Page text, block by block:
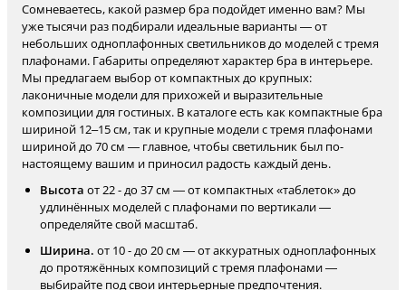
Сомневаетесь, какой размер бра подойдет именно вам? Мы
уже тысячи раз подбирали идеальные варианты — от
небольших одноплафонных светильников до моделей с тремя
плафонами. Габариты определяют характер бра в интерьере.
Мы предлагаем выбор от компактных до крупных:
лаконичные модели для прихожей и выразительные
композиции для гостиных. В каталоге есть как компактные бра
шириной 12–15 см, так и крупные модели с тремя плафонами
шириной до 70 см — главное, чтобы светильник был по-
настоящему вашим и приносил радость каждый день.
Высота от 22 - до 37 см — от компактных «таблеток» до
удлинённых моделей с плафонами по вертикали —
определяйте свой масштаб.
Ширина. от 10 - до 20 см — от аккуратных одноплафонных
до протяжённых композиций с тремя плафонами —
выбирайте под свои интерьерные предпочтения.